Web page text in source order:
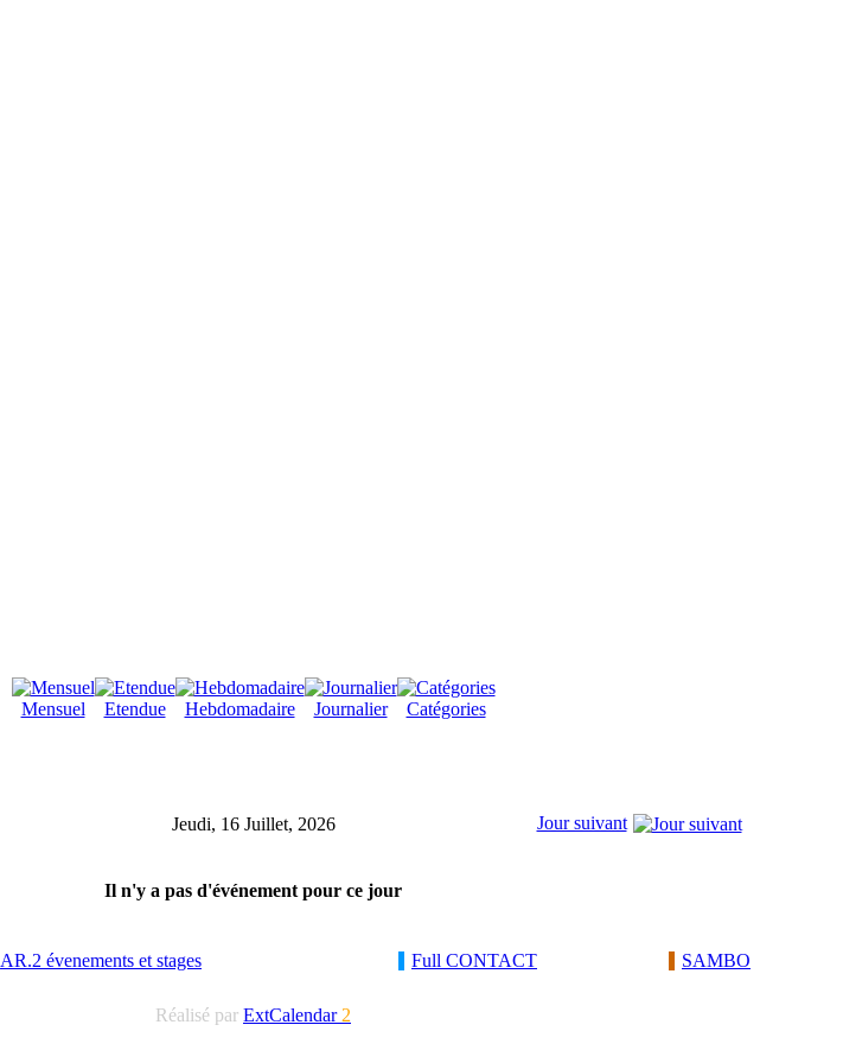
Mensuel Etendue Hebdomadaire Journalier Catégories
Jeudi, 16 Juillet, 2026 Jour suivant
Il n'y a pas d'événement pour ce jour
AR.2 évenements et stages Full CONTACT
SAMBO
Réalisé par ExtCalendar 2